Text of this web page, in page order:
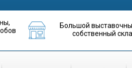
Большой
собственный